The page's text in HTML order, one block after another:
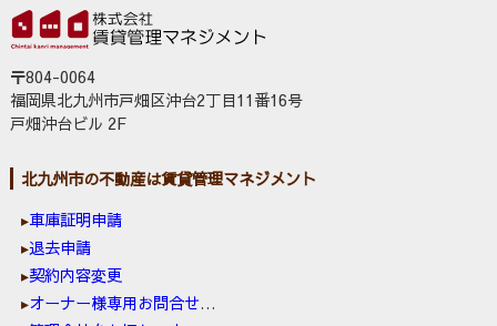
〒804-0064
福岡県北九州市戸畑区沖台2丁目11番16号
戸畑沖台ビル 2F
北九州市の不動産は賃貸管理マネジメント
車庫証明申請
退去申請
契約内容変更
オーナー様専用お問合せ窓口